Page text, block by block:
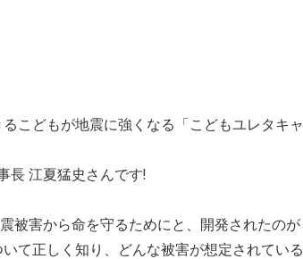
こどもが地震に強くなる「こどもユレタキャ
長 江夏猛史さんです!
被害から命を守るためにと、開発されたのが
て正しく知り、どんな被害が想定されている